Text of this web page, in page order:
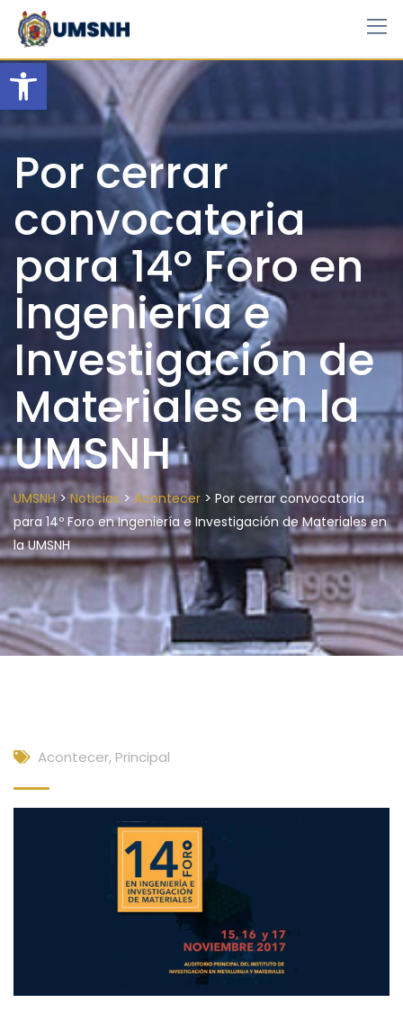
Open toolbar
Skip
content
Por cerrar
convocatoria
para 14º Foro en
Ingeniería e
Investigación de
Materiales en la
UMSNH
UMSNH> Noticias > Acontecer > Por cerrar convocatoria
para 14º Foro en Ingeniería e Investigación de Materiales en
la UMSNH
Acontecer, Principal